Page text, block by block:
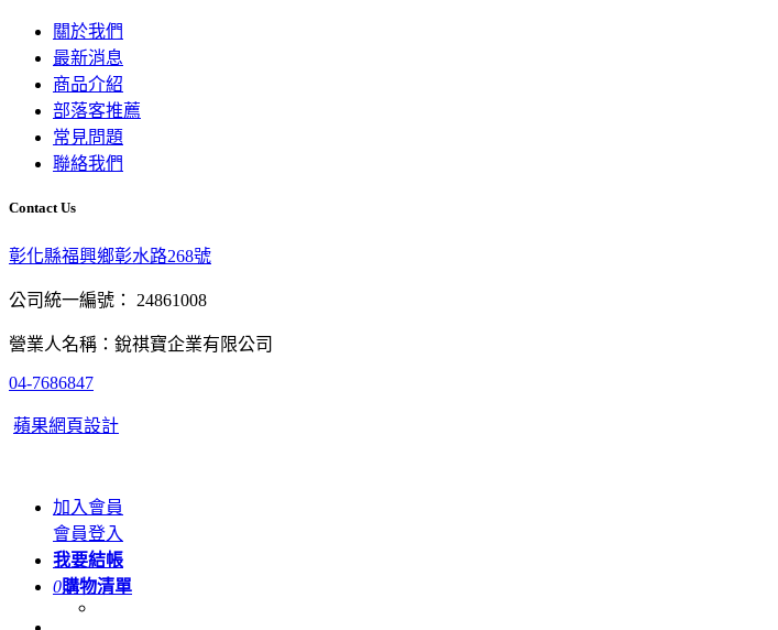
關於我們
最新消息
商品介紹
部落客推薦
常見問題
聯絡我們
Contact Us
彰化縣福興鄉彰水路268號
公司統一編號： 24861008
營業人名稱：銳祺寶企業有限公司
04-7686847
蘋果網頁設計
加入會員
會員登入
我要結帳
0購物清單